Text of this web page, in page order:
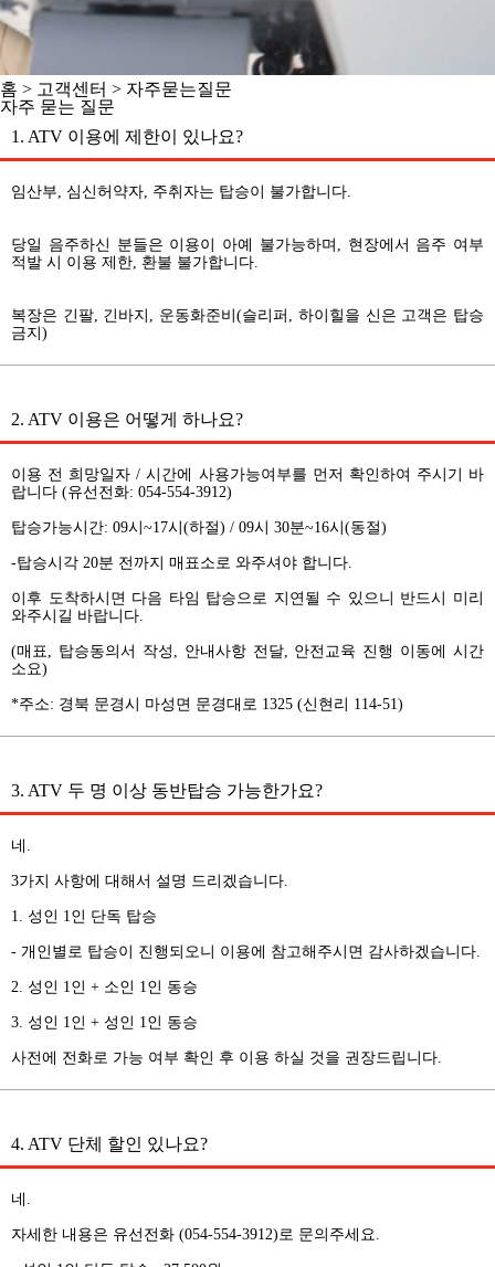
홈 > 고객센터 > 자주묻는질문
자주 묻는 질문
1. ATV 이용에 제한이 있나요?
임산부, 심신허약자, 주취자는 탑승이 불가합니다.
당일 음주하신 분들은 이용이 아예 불가능하며, 현장에서 음주 여부
적발 시 이용 제한, 환불 불가합니다.
복장은 긴팔, 긴바지, 운동화준비(슬리퍼, 하이힐을 신은 고객은 탑승
금지)
2. ATV 이용은 어떻게 하나요?
이용 전 희망일자 / 시간에 사용가능여부를 먼저 확인하여 주시기 바
랍니다 (유선전화: 054-554-3912)
탑승가능시간: 09시~17시(하절) / 09시 30분~16시(동절)
-탑승시각 20분 전까지 매표소로 와주셔야 합니다.
이후 도착하시면 다음 타임 탑승으로 지연될 수 있으니 반드시 미리
와주시길 바랍니다.
(매표, 탑승동의서 작성, 안내사항 전달, 안전교육 진행 이동에 시간
소요)
*주소: 경북 문경시 마성면 문경대로 1325 (신현리 114-51)
3. ATV 두 명 이상 동반탑승 가능한가요?
네.
3가지 사항에 대해서 설명 드리겠습니다.
1. 성인 1인 단독 탑승
- 개인별로 탑승이 진행되오니 이용에 참고해주시면 감사하겠습니다.
2. 성인 1인 + 소인 1인 동승
3. 성인 1인 + 성인 1인 동승
사전에 전화로 가능 여부 확인 후 이용 하실 것을 권장드립니다.
4. ATV 단체 할인 있나요?
네.
자세한 내용은 유선전화 (054-554-3912)로 문의주세요.